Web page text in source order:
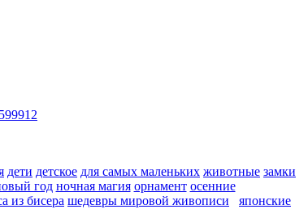
дети детское для самых маленьких животные замки
год ночная магия орнамент осенние
из бисера шедевры мировой живописи
японские